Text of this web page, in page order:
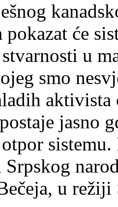
pokazat će
u
smo
aktivista
jasno
sistemu.
u režiji